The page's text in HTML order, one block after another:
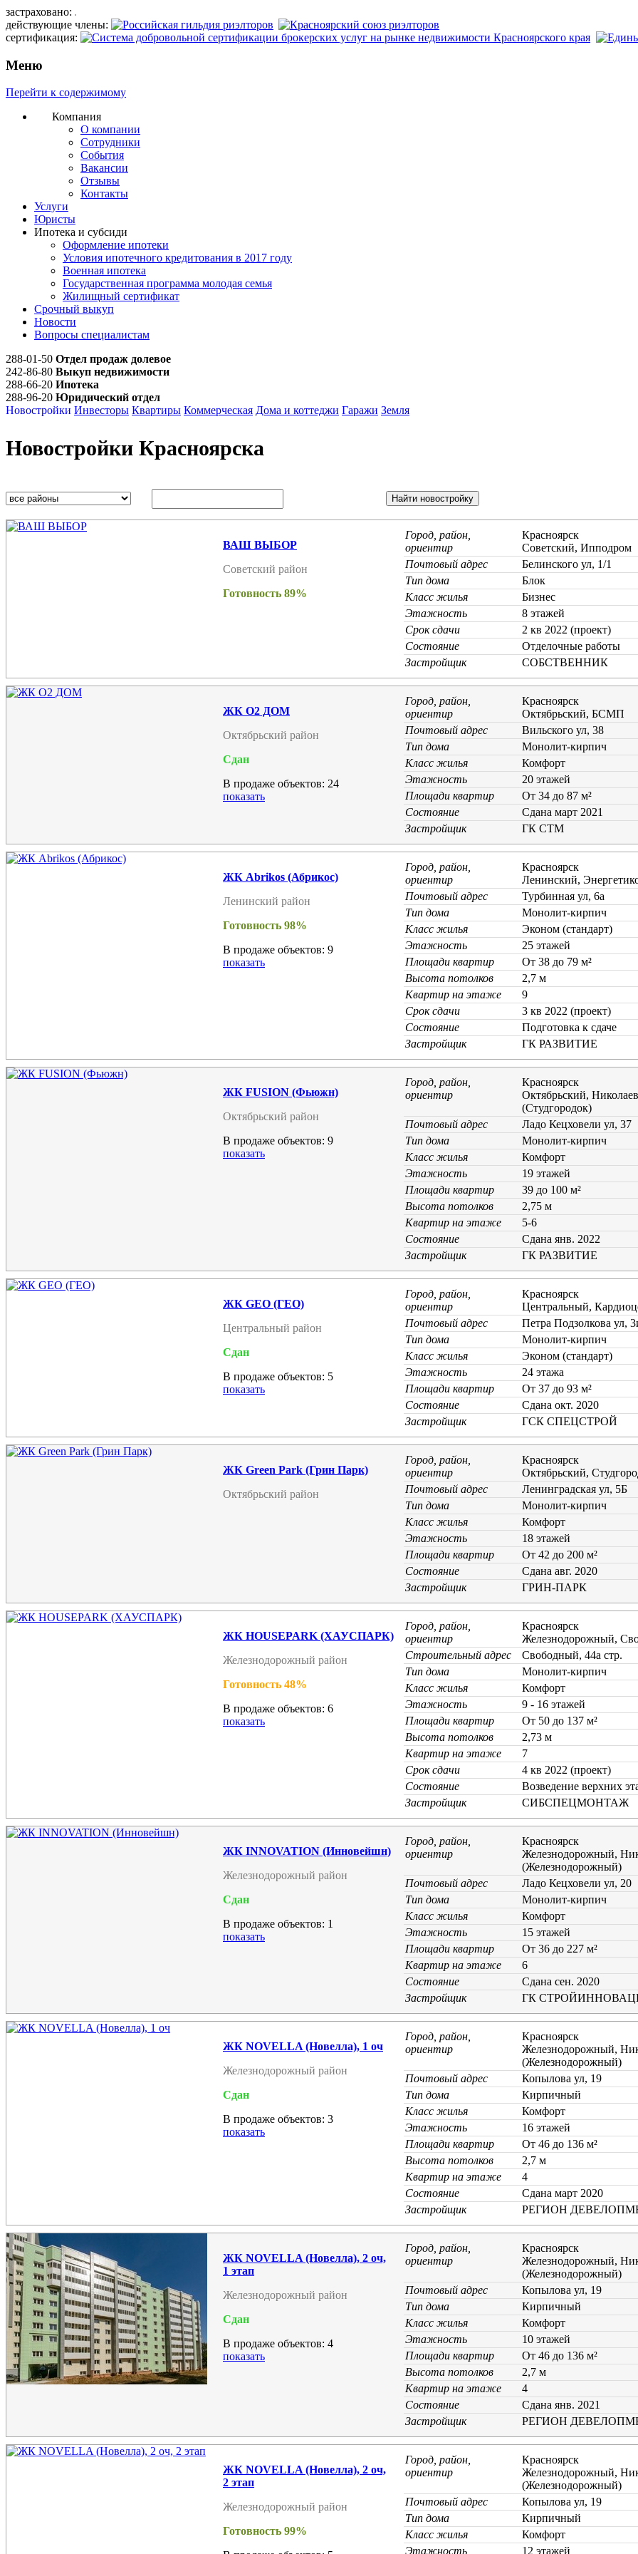
застраховано:
действующие члены:
сертификация:
Меню
Перейти к содержимому
Компания
О компании
Сотрудники
События
Вакансии
Отзывы
Контакты
Услуги
Юристы
Ипотека и субсиди
Оформление ипотеки
Условия ипотечного кредитования в 2017 году
Военная ипотека
Государственная программа молодая семья
Жилищный сертификат
Срочный выкуп
Новости
Вопросы специалистам
288-01-50 Отдел продаж долевое
242-86-80 Выкуп недвижимости
288-66-20 Ипотека
288-96-20 Юридический отдел
Новостройки Инвесторы Квартиры Коммерческая Дома и коттеджи Гаражи Земля
Новостройки Красноярска
ВАШ ВЫБОР
Советский район
Готовность 89%
Город, район,
ориентир
Красноярск
Советский, Ипподром
Почтовый адрес
Белинского ул, 1/1
Тип дома
Блок
Класс жилья
Бизнес
Этажность
8 этажей
Срок сдачи
2 кв 2022 (проект)
Состояние
Отделочные работы
Застройщик
СОБСТВЕННИК
ЖК О2 ДОМ
Октябрьский район
Сдан
В продаже объектов: 24
показать
Город, район,
ориентир
Красноярск
Октябрьский, БСМП
Почтовый адрес
Вильского ул, 38
Тип дома
Монолит-кирпич
Класс жилья
Комфорт
Этажность
20 этажей
Площади квартир
От 34 до 87 м²
Состояние
Cдана март 2021
Застройщик
ГК СТМ
ЖК Abrikos (Абрикос)
Ленинский район
Готовность 98%
В продаже объектов: 9
показать
Город, район,
ориентир
Красноярск
Ленинский,
Почтовый адрес
Турбинная ул, 6а
Тип дома
Монолит-кирпич
Класс жилья
Эконом (стандарт)
Этажность
25 этажей
Площади квартир
От 38 до 79 м²
Высота потолков
2,7 м
Квартир на этаже
9
Срок сдачи
3 кв 2022 (проект)
Состояние
Подготовка к сдаче
Застройщик
ГК РАЗВИТИЕ
ЖК FUSION (Фьюжн)
Октябрьский район
В продаже объектов: 9
показать
Город, район,
ориентир
Красноярск
Октябрьский,
(Студгородок)
Почтовый адрес
Ладо Кецховели ул, 37
Тип дома
Монолит-кирпич
Класс жилья
Комфорт
Этажность
19 этажей
Площади квартир
39 до 100 м²
Высота потолков
2,75 м
Квартир на этаже
5-6
Состояние
Cдана янв. 2022
Застройщик
ГК РАЗВИТИЕ
ЖК GEO (ГЕО)
Центральный район
Сдан
В продаже объектов: 5
показать
Город, район,
ориентир
Красноярск
Центральный,
Почтовый адрес
Петра Подзолкова ул,
Тип дома
Монолит-кирпич
Класс жилья
Эконом (стандарт)
Этажность
24 этажа
Площади квартир
От 37 до 93 м²
Состояние
Cдана окт. 2020
Застройщик
ГСК СПЕЦСТРОЙ
ЖК Green Park (Грин Парк)
Октябрьский район
Город, район,
ориентир
Красноярск
Октябрьский,
Почтовый адрес
Ленинградская ул, 5Б
Тип дома
Монолит-кирпич
Класс жилья
Комфорт
Этажность
18 этажей
Площади квартир
От 42 до 200 м²
Состояние
Cдана авг. 2020
Застройщик
ГРИН-ПАРК
ЖК HOUSEPARK (ХАУСПАРК)
Железнодорожный район
Готовность 48%
В продаже объектов: 6
показать
Город, район,
ориентир
Красноярск
Железнодорожный,
Строительный адрес
Свободный, 44а стр.
Тип дома
Монолит-кирпич
Класс жилья
Комфорт
Этажность
9 - 16 этажей
Площади квартир
От 50 до 137 м²
Высота потолков
2,73 м
Квартир на этаже
7
Срок сдачи
4 кв 2022 (проект)
Состояние
Возведение верхних
Застройщик
СИБСПЕЦМОНТАЖ
ЖК INNOVATION (Инновейшн)
Железнодорожный район
Сдан
В продаже объектов: 1
показать
Город, район,
ориентир
Красноярск
Железнодорожный,
(Железнодорожный)
Почтовый адрес
Ладо Кецховели ул, 20
Тип дома
Монолит-кирпич
Класс жилья
Комфорт
Этажность
15 этажей
Площади квартир
От 36 до 227 м²
Квартир на этаже
6
Состояние
Cдана сен. 2020
Застройщик
ГК
ЖК NOVELLA (Новелла), 1 оч
Железнодорожный район
Сдан
В продаже объектов: 3
показать
Город, район,
ориентир
Красноярск
Железнодорожный,
(Железнодорожный)
Почтовый адрес
Копылова ул, 19
Тип дома
Кирпичный
Класс жилья
Комфорт
Этажность
16 этажей
Площади квартир
От 46 до 136 м²
Высота потолков
2,7 м
Квартир на этаже
4
Состояние
Cдана март 2020
Застройщик
РЕГИОН
ЖК NOVELLA (Новелла), 2 оч,
1 этап
Железнодорожный район
Сдан
В продаже объектов: 4
показать
Город, район,
ориентир
Красноярск
Железнодорожный,
(Железнодорожный)
Почтовый адрес
Копылова ул, 19
Тип дома
Кирпичный
Класс жилья
Комфорт
Этажность
10 этажей
Площади квартир
От 46 до 136 м²
Высота потолков
2,7 м
Квартир на этаже
4
Состояние
Cдана янв. 2021
Застройщик
РЕГИОН
ЖК NOVELLA (Новелла), 2 оч,
2 этап
Железнодорожный район
Готовность 99%
Город, район,
ориентир
Красноярск
Железнодорожный,
(Железнодорожный)
Почтовый адрес
Копылова ул, 19
Тип дома
Кирпичный
Класс жилья
Комфорт
Этажность
12 этажей